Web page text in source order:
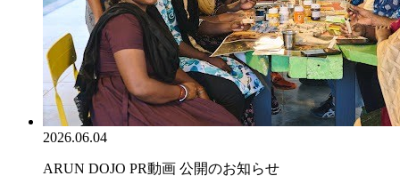
2026.06.04
ARUN DOJO PR動画 公開のお知らせ